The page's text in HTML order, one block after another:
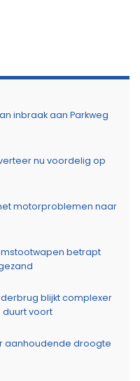
inbraak aan Parkweg
nu voordelig op
motorproblemen naar
betrapt
blijkt complexer
duurt voort
aanhoudende droogte